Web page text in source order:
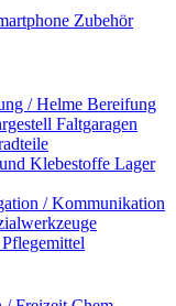
Zubehör
/ Helme Bereifung
Faltgaragen
Klebestoffe Lager
/ Kommunikation